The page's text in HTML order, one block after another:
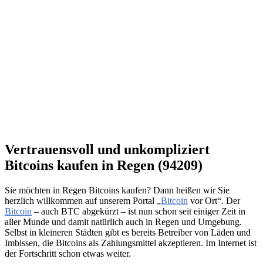
Vertrauensvoll und unkompliziert
Bitcoins kaufen in Regen (94209)
Sie möchten in Regen Bitcoins kaufen? Dann heißen wir Sie
herzlich willkommen auf unserem Portal „Bitcoin vor Ort“. Der
Bitcoin – auch BTC abgekürzt – ist nun schon seit einiger Zeit in
aller Munde und damit natürlich auch in Regen und Umgebung.
Selbst in kleineren Städten gibt es bereits Betreiber von Läden und
Imbissen, die Bitcoins als Zahlungsmittel akzeptieren. Im Internet ist
der Fortschritt schon etwas weiter.